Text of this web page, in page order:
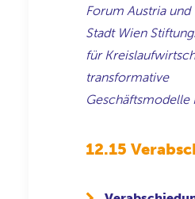
Forum Austriaund
Stadt Wien
für
transformative
Geschäftsmodelle
12.15